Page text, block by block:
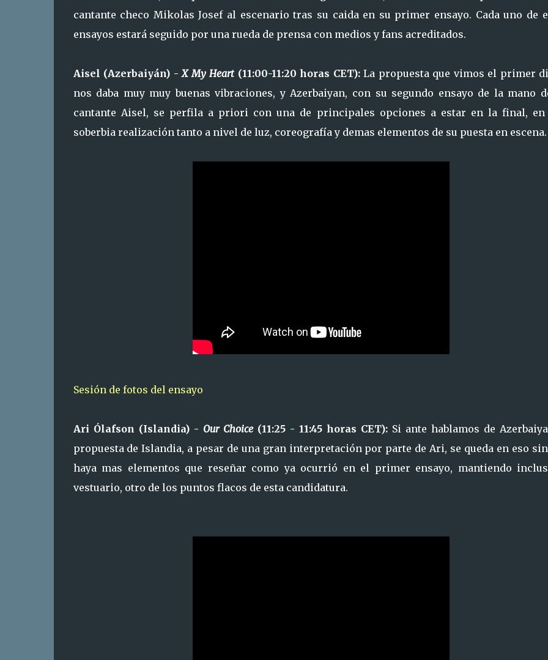
cantante checo Mikolas Josef al escenario tras su caida en su primer ensayo. Cada uno de
ensayos estará seguido por una rueda de prensa con medios y fans acreditados.
Aisel (Azerbaiyán) -X My Heart(11:00-11:20 horas CET):La propuesta que vimos el primer
nos daba muy muy buenas vibraciones, y Azerbaiyan, con su segundo ensayo de la mano
cantante Aisel, se perfila a priori con una de principales opciones a estar en la final, en
soberbia realización tanto a nivel de luz, coreografía y demas elementos de su puesta en escena.
Sesión de fotos del ensayo
Ari Ólafson (Islandia) - Our Choice (11:25 - 11:45 horas CET): Si ante hablamos de
propuesta de Islandia, a pesar de una gran interpretación por parte de Ari, se queda en eso
haya mas elementos que reseñar como ya ocurrió en el primer ensayo, mantiendo
vestuario, otro de los puntos flacos de esta candidatura.